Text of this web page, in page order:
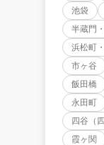
池袋
半蔵門
浜松町
市ヶ谷
飯田橋
永田町
四谷（
霞ヶ関